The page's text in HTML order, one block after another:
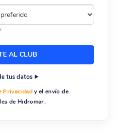
tus datos
Privacidady el envío de
de Hidromar.